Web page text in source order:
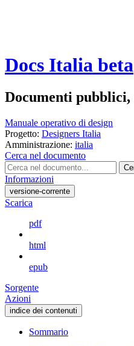
Docs Italia beta
Documenti
Manuale operativo di design
Progetto: Designers Italia
Amministrazione: italia
Cerca nel documento
Informazioni
versione-corrente
Scarica
pdf
html
epub
Sorgente
Azioni
indice dei contenuti
Sommario